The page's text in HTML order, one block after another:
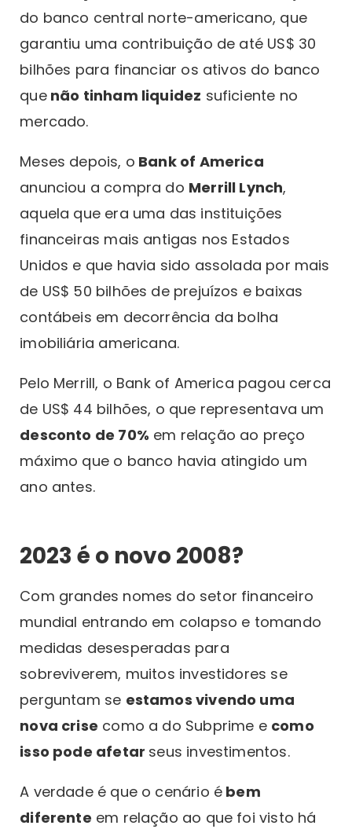
do banco central norte-americano, que
garantiu uma contribuição de até US$ 30
bilhões para financiar os ativos do banco
quenão tinham liquidez suficiente no
mercado.
Meses depois, o Bank of America
anunciou a compra do Merrill Lynch,
aquela que era uma das instituições
financeiras mais antigas nos Estados
Unidos e que havia sido assolada por mais
de US$ 50 bilhões de prejuízos e baixas
contábeis em decorrência da bolha
imobiliária americana.
Pelo Merrill, o Bank of America pagou cerca
de US$ 44 bilhões, o que representava um
desconto de 70% em relação ao preço
máximo que o banco havia atingido um
ano antes.
2023 é o novo 2008?
Com grandes nomes do setor financeiro
mundial entrando em colapso e tomando
medidas desesperadas para
sobreviverem, muitos investidores se
perguntam se estamos vivendo uma
nova crise como a do Subprime e como
isso pode afetar seus investimentos.
A verdade é que o cenário é bem
diferente em relação ao que foi visto há